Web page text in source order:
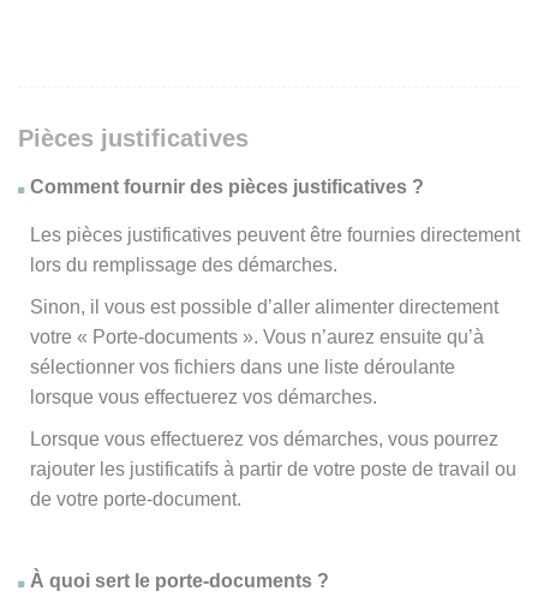
Pièces justificatives
Comment fournir des pièces justificatives ?
Les pièces justificatives peuvent être fournies directement
lors du remplissage des démarches.
Sinon, il vous est possible d’aller alimenter directement
votre « Porte-documents ». Vous n’aurez ensuite qu’à
sélectionner vos fichiers dans une liste déroulante
lorsque vous effectuerez vos démarches.
Lorsque vous effectuerez vos démarches, vous pourrez
rajouter les justificatifs à partir de votre poste de travail ou
de votre porte-document.
À quoi sert le porte-documents ?